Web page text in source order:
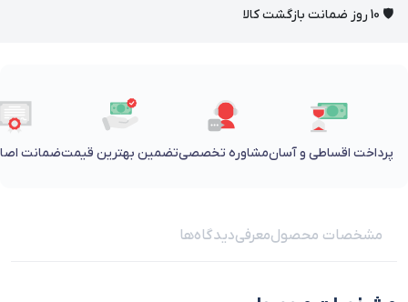
🛡 10 روز ضمانت بازگشت کالا
پرداخت اقساطی و آسانمشاوره تخصصیتضمین بهترین قیمتضمانت
مشخصات محصولمعرفیدیدگاه‌ها